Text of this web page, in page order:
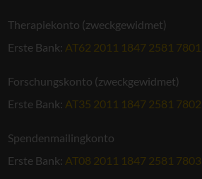
Therapiekonto (zweckgewidmet)
Erste Bank: AT62 2011 1847 2581 7801
Forschungskonto (zweckgewidmet)
Erste Bank: AT35 2011 1847 2581 7802
Spendenmailingkonto
Erste Bank: AT08 2011 1847 2581 7803